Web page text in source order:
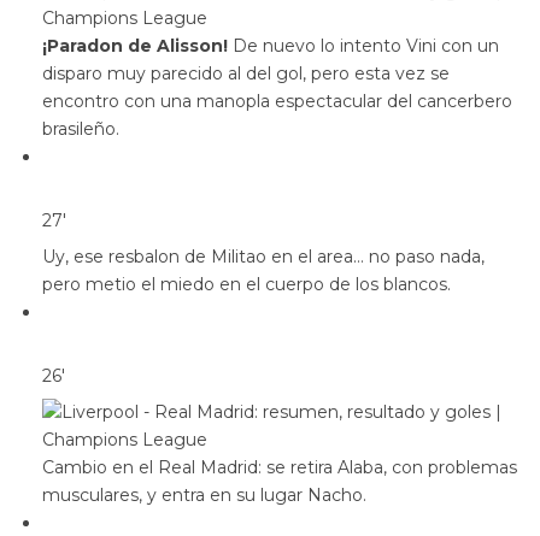
¡Paradon de Alisson! De nuevo lo intento Vini con un
disparo muy parecido al del gol, pero esta vez se
encontro con una manopla espectacular del cancerbero
brasileño.
27′
Uy, ese resbalon de Militao en el area… no paso nada,
pero metio el miedo en el cuerpo de los blancos.
26′
Cambio en el Real Madrid: se retira Alaba, con problemas
musculares, y entra en su lugar Nacho.